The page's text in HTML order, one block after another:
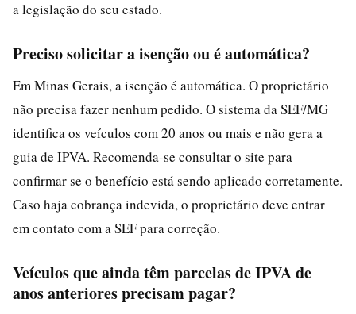
a legislação do seu estado.
Preciso solicitar a isenção ou é automática?
Em Minas Gerais, a isenção é automática. O proprietário
não precisa fazer nenhum pedido. O sistema da SEF/MG
identifica os veículos com 20 anos ou mais e não gera a
guia de IPVA. Recomenda-se consultar o site para
confirmar se o benefício está sendo aplicado corretamente.
Caso haja cobrança indevida, o proprietário deve entrar
em contato com a SEF para correção.
Veículos que ainda têm parcelas de IPVA de
anos anteriores precisam pagar?